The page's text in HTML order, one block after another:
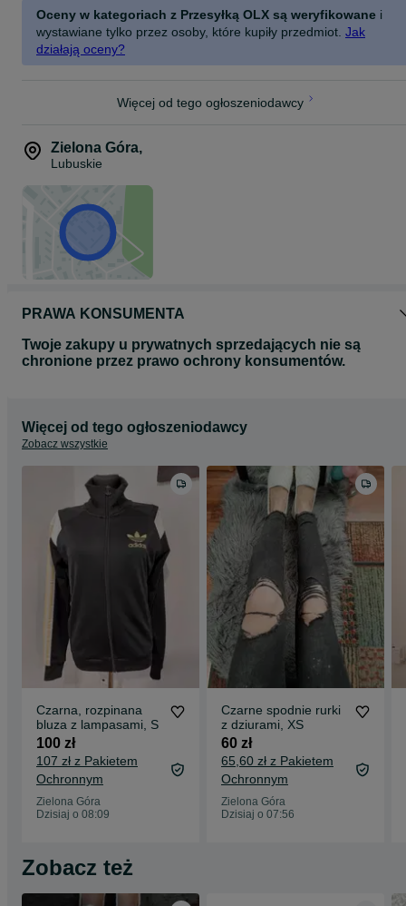
Oceny w kategoriach z Przesyłką OLX są weryfikowane i
wystawiane tylko przez osoby, które kupiły przedmiot. Jak
działają oceny?
Więcej od tego ogłoszeniodawcy
Zielona Góra,
Lubuskie
PRAWA KONSUMENTA
Twoje zakupy u prywatnych sprzedających nie są
chronione przez prawo ochrony konsumentów.
Więcej od tego ogłoszeniodawcy
Zobacz wszystkie
Czarna, rozpinana
bluza z lampasami, S
100 zł
107 zł z Pakietem
Ochronnym
Zielona Góra
Dzisiaj o 08:09
Czarne spodnie rurki
z dziurami, XS
60 zł
65,60 zł z Pakietem
Ochronnym
Zielona Góra
Dzisiaj o 07:56
Zobacz też